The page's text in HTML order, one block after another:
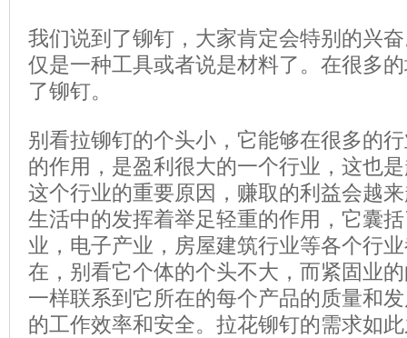
我们说到了铆钉，大家肯定会特别的兴
仅是一种工具或者说是材料了。在很多
了铆钉。
别看拉铆钉的个头小，它能够在很多的
的作用，是盈利很大的一个行业，这也
这个行业的重要原因，赚取的利益会越
生活中的发挥着举足轻重的作用，它囊
业，电子产业，房屋建筑行业等各个行
在，别看它个体的个头不大，而紧固业
一样联系到它所在的每个产品的质量和
的工作效率和安全。拉花铆钉的需求如